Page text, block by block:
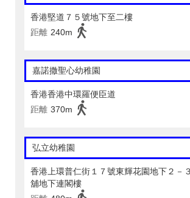
香港堅道７５號地下至二樓
距離 240m
嘉諾撒聖心幼稚園
香港香港中環羅便臣道
距離 370m
弘立幼稚園
香港上環普仁街１７號東輝花園地下２－
舖地下連閣樓